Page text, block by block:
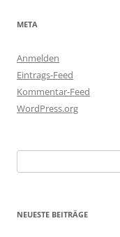
META
Anmelden
Eintrags-Feed
Kommentar-Feed
WordPress.org
nach:
NEUESTE BEITRÄGE